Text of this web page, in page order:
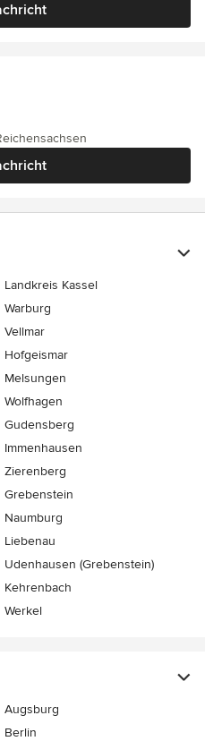
Landkreis Kassel
Warburg
Vellmar
Hofgeismar
Melsungen
Wolfhagen
Gudensberg
Immenhausen
Zierenberg
Grebenstein
Naumburg
Liebenau
Udenhausen (Grebenstein)
Kehrenbach
Werkel
Augsburg
Berlin